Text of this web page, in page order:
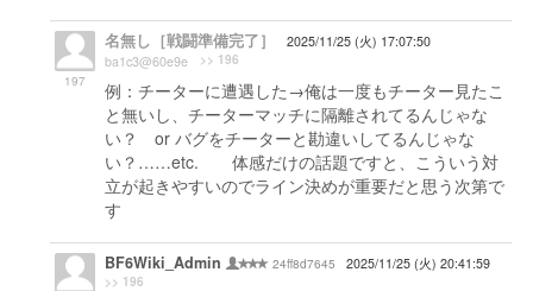
197
名無し［戦闘準備完了］
2025/11/25 (火) 17:07:50
ba1c3@60e9e
>> 196
例：チーターに遭遇した→俺は一度もチーター見たこ
と無いし、チーターマッチに隔離されてるんじゃな
い？ or バグをチーターと勘違いしてるんじゃな
い？……etc. 体感だけの話題ですと、こういう対
立が起きやすいのでライン決めが重要だと思う次第で
す
BF6Wiki_Admin 24ff8d7645 2025/11/25 (火) 20:41:59
>> 196